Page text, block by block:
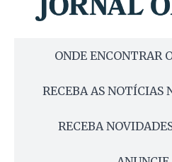
ONDE ENCONTRAR
RECEBA AS NOTÍCIAS
RECEBA